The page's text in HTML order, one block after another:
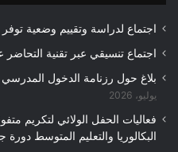
اجتماع لدراسة وتقييم وضعية
اجتماع تنسيقي عبر تقنية التحاضر
بلاغ حول رزنامة الدخول المدرسي للسنة
يوليو، 2026
فعاليات الحفل الولائي لتكريم
البكالوريا والتعليم المتوسط دورة جوان